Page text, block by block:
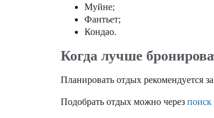
Муйне;
Фантьет;
Кондао.
Когда лучше
Планировать отдых рекомендуется
Подобрать отдых можно через поиск